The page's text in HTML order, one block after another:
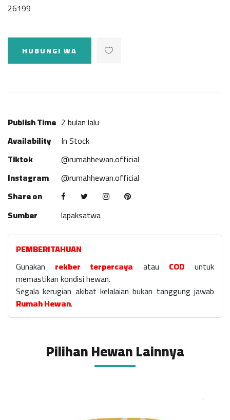
26199
HUBUNGI WA
Publish Time 2 bulan lalu
Availability
In Stock
Tiktok
@rumahhewan.official
Instagram
@rumahhewan.official
Share on
Sumber
lapaksatwa
PEMBERITAHUAN
Gunakan rekber terpercaya atau COD untuk
memastikan kondisi hewan.
Segala kerugian akibat kelalaian bukan tanggung jawab
Rumah Hewan.
Pilihan Hewan Lainnya